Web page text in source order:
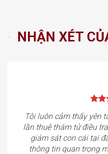
NHẬN XÉT
Tôi luôn cảm thấy yên
lần thuê thám tử điều
giám sát con cái tại
thông tin quan trọng